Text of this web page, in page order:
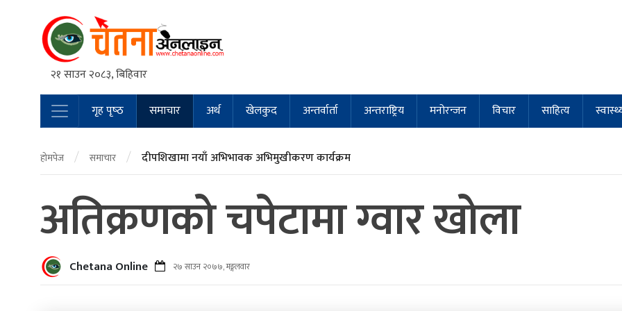
२१ साउन २०८३, बिहिवार
Main Navigation
गृह पृष्‍ठ समाचार अर्थ खेलकुद अन्तर्वार्ता अन्तराष्ट्रिय मनोरन्जन विचार साहित्य
होमपेज / समाचार / दीपशिखामा नयाँ अभिभावक अभिमुखीकरण कार्यक्रम
अतिक्रणको चपेटामा ग्वार खोला
Chetana Online २७ साउन २०७७, मङ्गलवार